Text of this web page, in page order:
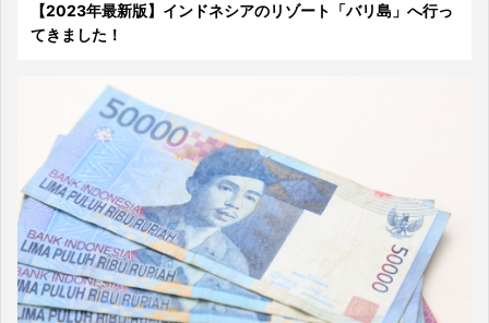
【2023年最新版】インドネシアのリゾート「バリ島」へ行っ
てきました！